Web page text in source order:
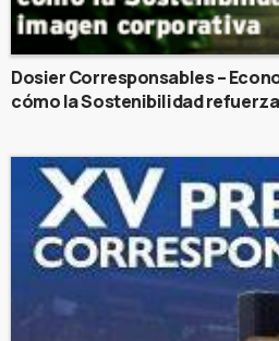
Dosier Corresponsables –
cómo la Sostenibilidad